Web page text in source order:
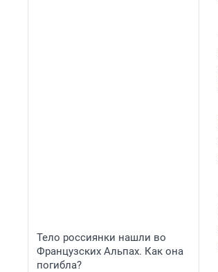
Тело россиянки нашли во
Французских Альпах. Как она
погибла?